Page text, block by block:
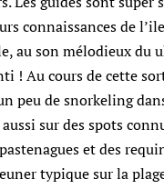
connaissances de
au son mélodieux du
! Au cours de cette
peu de snorkeling
sur des spots
et des
typique sur la